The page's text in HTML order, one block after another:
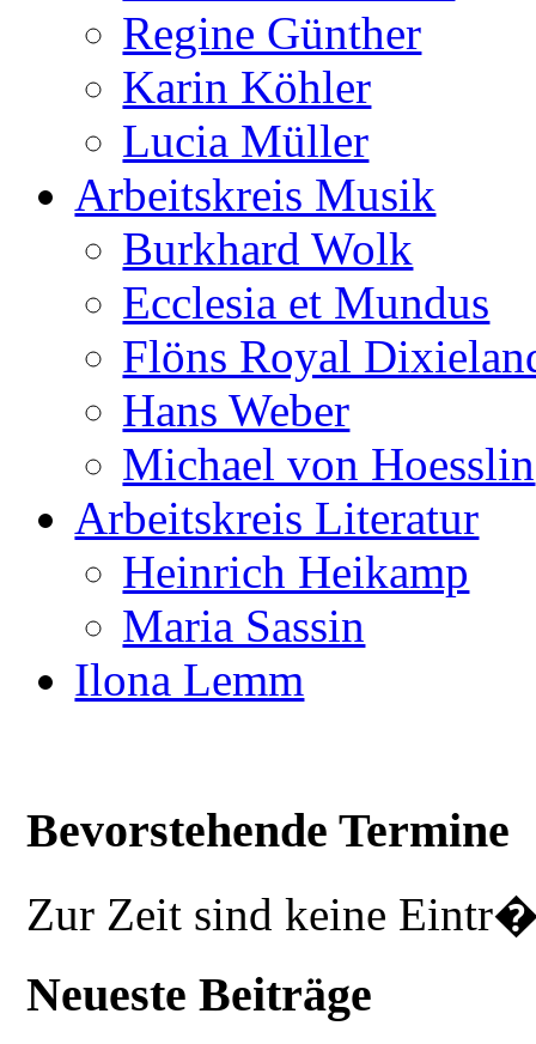
Regine Günther
Karin Köhler
Lucia Müller
Arbeitskreis Musik
Burkhard Wolk
Ecclesia et Mundus
Flöns Royal
Hans Weber
Michael von Hoesslin
Arbeitskreis Literatur
Heinrich Heikamp
Maria Sassin
Ilona Lemm
Bevorstehende Termine
Zur Zeit sind keine
Neueste Beiträge